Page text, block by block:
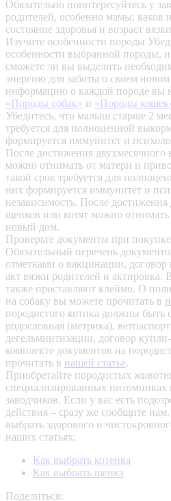
Обязательно поинтересуйтесь у
родителей, особенно мамы: каков
состояние здоровья и возраст
Изучите особенности породы
особенности выбранной породы, и
сможете ли вы выделить
энергию для заботы о своем
информацию о каждой породе вы
«Породы собак» и «Породы
Убедитесь, что малыш старше 2
требуется для полноценной
формируется иммунитет и
После достижения двухмесячного
можно отнимать от матери и
такой срок требуется для
них формируется иммунитет и
независимость. После достижения
щенков или котят можно
новый дом.
Проверьте документы при
Обязательный перечень
отметками о вакцинации,
акт вязки родителей и
также проставляют клеймо. О
на собаку вы можете прочитать в
породистого котика должны
родословная (метрика),
дегельминтизации, договор
комплекте документов на
прочитать в нашей статье.
Приобретайте породистых
специализированных
заводчиков. Если у вас есть
действия – сразу же сообщите нам.
выбрать здорового и
наших статьях:
Как выбрать котенка
Как выбрать щенка
Поделиться: